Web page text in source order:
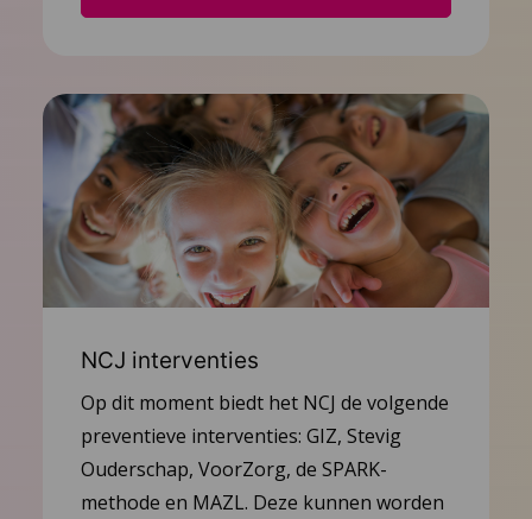
NCJ interventies
Op dit moment biedt het NCJ de volgende
preventieve interventies: GIZ, Stevig
Ouderschap, VoorZorg, de SPARK-
methode en MAZL. Deze kunnen worden